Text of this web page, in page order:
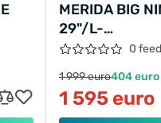
A62211A00664
MERIDA BIG
29"/L-
44CM/
0
1 999 euro404 euro
1 595 euro